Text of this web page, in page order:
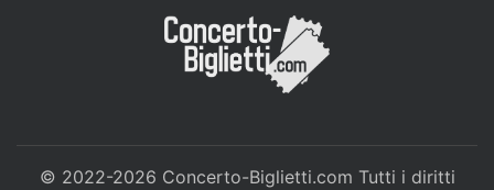
© 2022-2026 Concerto-Biglietti.com Tutti i diritti